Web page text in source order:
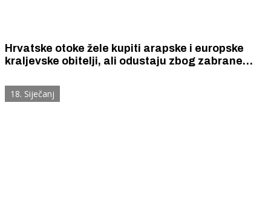
Hrvatske otoke žele kupiti arapske i europske
kraljevske obitelji, ali odustaju zbog zabrane
18. Siječanj